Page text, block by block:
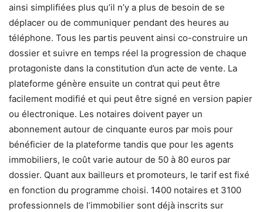
ainsi simplifiées plus qu’il n’y a plus de besoin de se
déplacer ou de communiquer pendant des heures au
téléphone. Tous les partis peuvent ainsi co-construire un
dossier et suivre en temps réel la progression de chaque
protagoniste dans la constitution d’un acte de vente. La
plateforme génère ensuite un contrat qui peut être
facilement modifié et qui peut être signé en version papier
ou électronique. Les notaires doivent payer un
abonnement autour de cinquante euros par mois pour
bénéficier de la plateforme tandis que pour les agents
immobiliers, le coût varie autour de 50 à 80 euros par
dossier. Quant aux bailleurs et promoteurs, le tarif est fixé
en fonction du programme choisi. 1400 notaires et 3100
professionnels de l’immobilier sont déjà inscrits sur